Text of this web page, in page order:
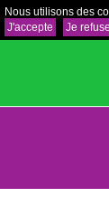
Nous utilisons des
J'accepte
Je refuse